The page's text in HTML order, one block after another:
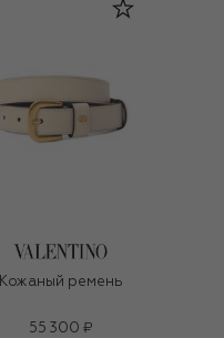
Кожаный ремень
55 300 ₽